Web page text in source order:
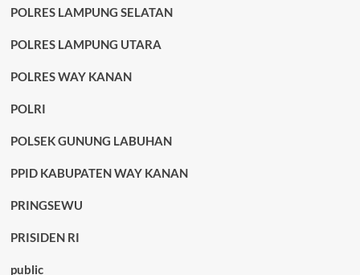
POLRES LAMPUNG SELATAN
POLRES LAMPUNG UTARA
POLRES WAY KANAN
POLRI
POLSEK GUNUNG LABUHAN
PPID KABUPATEN WAY KANAN
PRINGSEWU
PRISIDEN RI
public